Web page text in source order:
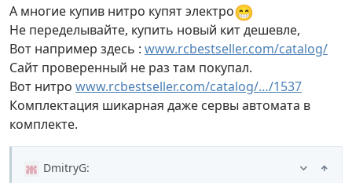
А многие купив нитро купят электро😁
Не переделывайте, купить новый кит дешевле,
Вот например здесь : www.rcbestseller.com/catalog/
Сайт проверенный не раз там покупал.
Вот нитро www.rcbestseller.com/catalog/…/1537
Комплектация шикарная даже сервы автомата в
комплекте.
DmitryG: